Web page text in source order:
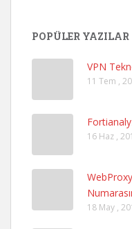
POPÜLER YAZILAR
VPN
11 Tem ,
16 Haz ,
18 May ,